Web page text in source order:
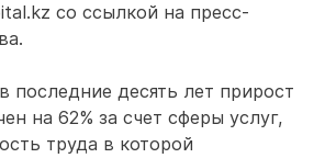
со ссылкой на пресс-
последние десять лет прирост
на 62% за счет сферы услуг,
труда в которой